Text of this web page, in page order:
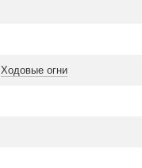
Ходовые огни